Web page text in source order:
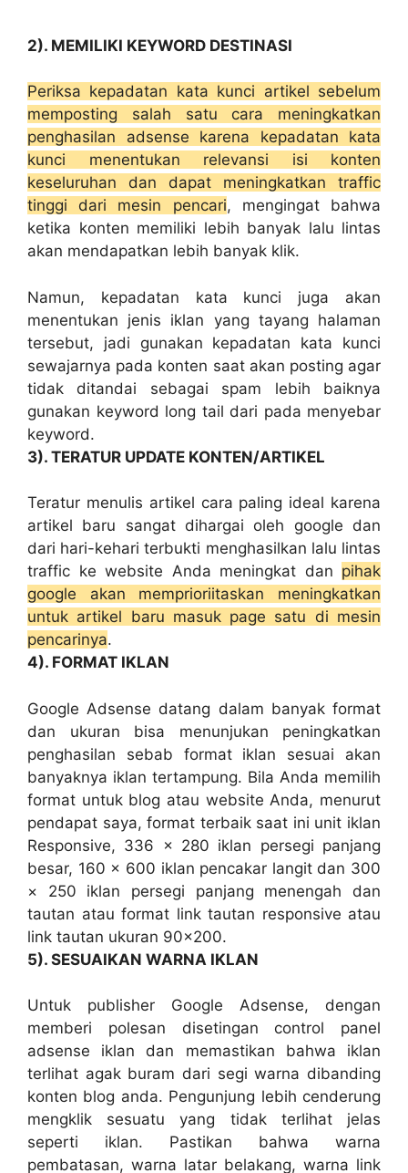
2). MEMILIKI KEYWORD DESTINASI
Periksa kepadatan kata kunci artikel sebelum
memposting salah satu cara meningkatkan
penghasilan adsense karena kepadatan kata
kunci menentukan relevansi isi konten
keseluruhan dan dapat meningkatkan traffic
tinggi dari mesin pencari, mengingat bahwa
ketika konten memiliki lebih banyak lalu lintas
akan mendapatkan lebih banyak klik.
Namun, kepadatan kata kunci juga akan
menentukan jenis iklan yang tayang halaman
tersebut, jadi gunakan kepadatan kata kunci
sewajarnya pada konten saat akan posting agar
tidak ditandai sebagai spam lebih baiknya
gunakan keyword long tail dari pada menyebar
keyword.
3). TERATUR UPDATE KONTEN/ARTIKEL
Teratur menulis artikel cara paling ideal karena
artikel baru sangat dihargai oleh google dan
dari hari-kehari terbukti menghasilkan lalu lintas
traffic ke website Anda meningkat dan pihak
google akan memprioriitaskan meningkatkan
untuk artikel baru masuk page satu di mesin
pencarinya.
4). FORMAT IKLAN
Google Adsense datang dalam banyak format
dan ukuran bisa menunjukan peningkatkan
penghasilan sebab format iklan sesuai akan
banyaknya iklan tertampung. Bila Anda memilih
format untuk blog atau website Anda, menurut
pendapat saya, format terbaik saat ini unit iklan
Responsive, 336 × 280 iklan persegi panjang
besar, 160 × 600 iklan pencakar langit dan 300
× 250 iklan persegi panjang menengah dan
tautan atau format link tautan responsive atau
link tautan ukuran 90×200.
5). SESUAIKAN WARNA IKLAN
Untuk publisher Google Adsense, dengan
memberi polesan disetingan control panel
adsense iklan dan memastikan bahwa iklan
terlihat agak buram dari segi warna dibanding
konten blog anda. Pengunjung lebih cenderung
mengklik sesuatu yang tidak terlihat jelas
seperti iklan. Pastikan bahwa warna
pembatasan, warna latar belakang, warna link